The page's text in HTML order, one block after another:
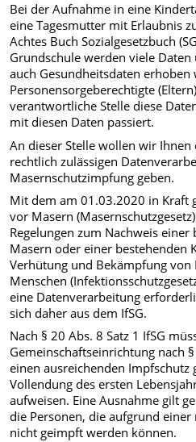
Bei der Aufnahme in eine
eine Tagesmutter mit Erlaubnis
Achtes Buch Sozialgesetzbuch
Grundschule werden viele
auch Gesundheitsdaten
Personensorgeberechtigte
verantwortliche Stelle diese
mit diesen Daten passiert.
An dieser Stelle wollen wir
rechtlich zulässigen
Masernschutzimpfung geben.
Mit dem am 01.03.2020 in Kraft
vor Masern
Regelungen zum Nachweis
Masern oder einer bestehenden
Verhütung und Bekämpfung
Menschen
eine Datenverarbeitung
sich daher aus dem IfSG.
Nach § 20 Abs. 8 Satz 1 IfSG
Gemeinschaftseinrichtung nach
einen ausreichenden Impfschutz
Vollendung des ersten
aufweisen. Eine Ausnahme gilt
die Personen, die aufgrund
nicht geimpft werden können.